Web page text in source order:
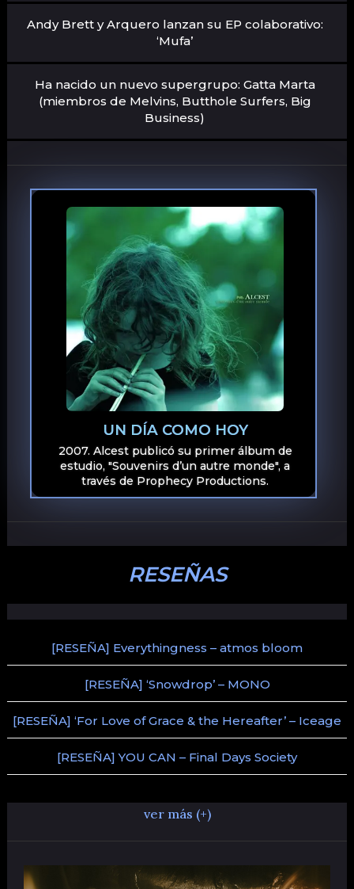
Andy Brett y Arquero lanzan su EP colaborativo:
‘Mufa’
Ha nacido un nuevo supergrupo: Gatta Marta
(miembros de Melvins, Butthole Surfers, Big
Business)
UN DÍA COMO HOY
2007. Alcest publicó su primer álbum de
estudio, "Souvenirs d’un autre monde", a
través de Prophecy Productions.
RESEÑAS
[RESEÑA] Everythingness – atmos bloom
[RESEÑA] ‘Snowdrop’ – MONO
[RESEÑA] ‘For Love of Grace & the Hereafter’ – Iceage
[RESEÑA] YOU CAN – Final Days Society
ver más (+)